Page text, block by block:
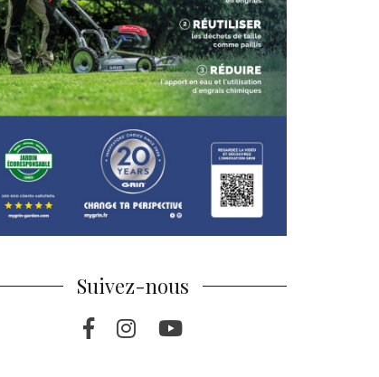
Suivez-nous
Facebook
Instagram
Youtube